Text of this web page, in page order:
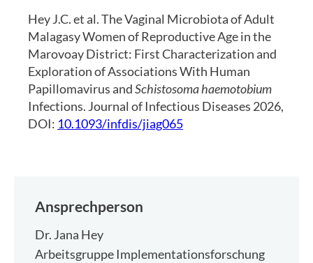
Hey J.C. et al. The Vaginal Microbiota of Adult
Malagasy Women of Reproductive Age in the
Marovoay District: First Characterization and
Exploration of Associations With Human
Papillomavirus andSchistosoma haemotobium
Infections. Journal of Infectious Diseases 2026,
DOI: 10.1093/infdis/jiag065
Ansprechperson
Dr.Jana Hey
Arbeitsgruppe Implementationsforschung